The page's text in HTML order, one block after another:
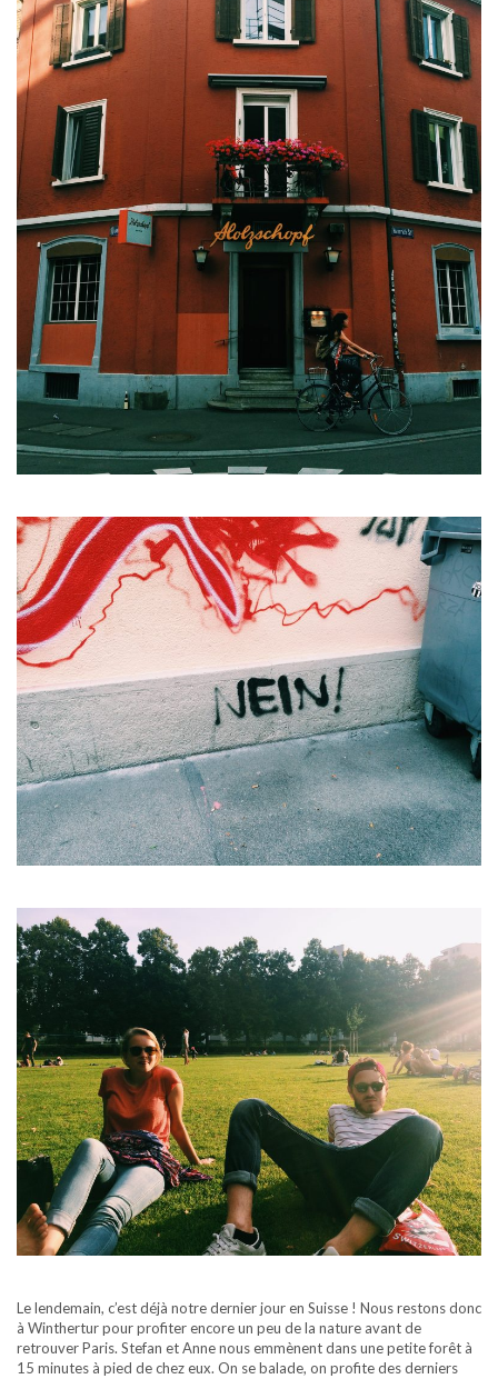
Le lendemain, c’est déjà notre dernier jour en Suisse ! Nous restons donc
à Winthertur pour profiter encore un peu de la nature avant de
retrouver Paris. Stefan et Anne nous emmènent dans une petite forêt à
15 minutes à pied de chez eux. On se balade, on profite des derniers